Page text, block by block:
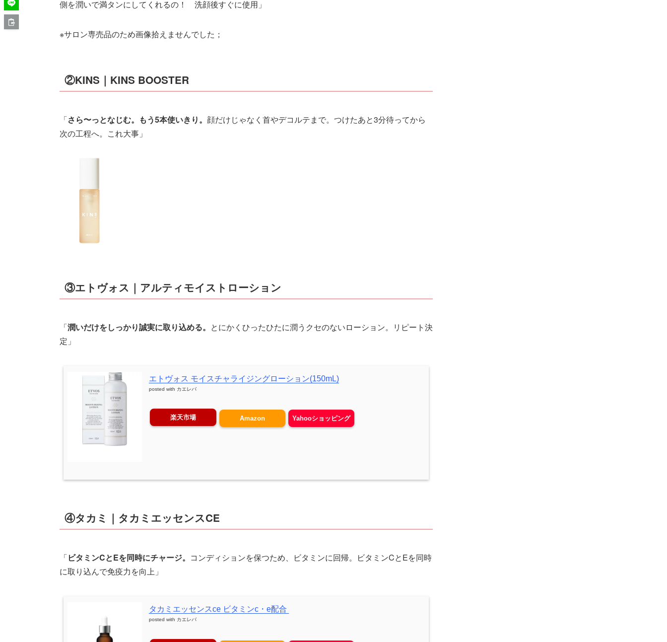
側を潤いで満タンにしてくれるの！ 洗顔後すぐに使用」
※サロン専売品のため画像拾えませんでした；
②KINS｜KINS BOOSTER
「さら〜っとなじむ。もう5本使いきり。 顔だけじゃなく首やデコルテまで。つけたあと3分待ってから
次の工程へ。これ大事」
③エトヴォス｜アルティモイストローション
「潤いだけをしっかり誠実に取り込める。 とにかくひったひたに潤うクセのないローション。リピート決
定」
エトヴォス モイスチャライジングローション(150mL)
posted with カエレバ
楽天市場 Amazon Yahooショッピング
④タカミ｜タカミエッセンスCE
「ビタミンCとEを同時にチャージ。 コンディションを保つため、ビタミンに回帰。ビタミンCとEを同時
に取り込んで免疫力を向上」
タカミエッセンスce ビタミンc・e配合
posted with カエレバ